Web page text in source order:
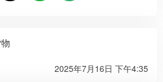
2025年7月16日 下午4:35